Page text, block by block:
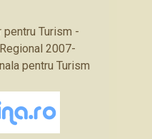
Turism -
2007-
pentru Turism